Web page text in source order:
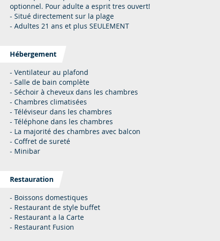
optionnel. Pour adulte a esprit tres ouvert!
- Situé directement sur la plage
- Adultes 21 ans et plus SEULEMENT
Hébergement
- Ventilateur au plafond
- Salle de bain complète
- Séchoir à cheveux dans les chambres
- Chambres climatisées
- Téléviseur dans les chambres
- Téléphone dans les chambres
- La majorité des chambres avec balcon
- Coffret de sureté
- Minibar
Restauration
- Boissons domestiques
- Restaurant de style buffet
- Restaurant a la Carte
- Restaurant Fusion